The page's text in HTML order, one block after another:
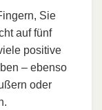
Sie
auf fünf
positive
– ebenso
oder